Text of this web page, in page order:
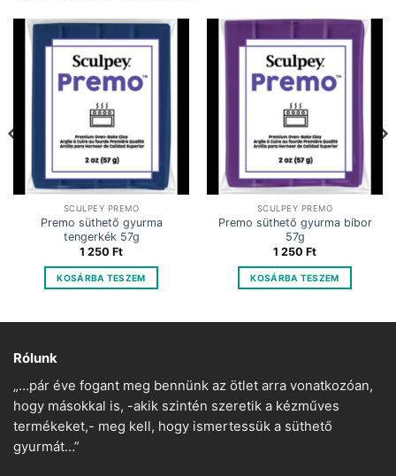
SCULPEY PREMO
Premo süthető gyurma
tengerkék 57g
1 250 Ft
KOSÁRBA TESZEM
SCULPEY PREMO
Premo süthető gyurma bíbor
57g
1 250 Ft
KOSÁRBA TESZEM
Rólunk
„…pár éve fogant meg bennünk az ötlet arra vonatkozóan,
hogy másokkal is, -akik szintén szeretik a kézműves
termékeket,- meg kell, hogy ismertessük a süthető
gyurmát…”